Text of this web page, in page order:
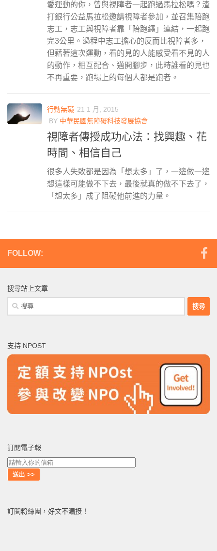
愛運動的你，曾與視障者一起跑過馬拉松嗎？渣
打銀行公益馬拉松邀請視障者參加，並召集陪跑
志工，志工與視障者靠「陪跑繩」連結，一起跑
完3公里。過程中志工擔心的反而比視障者多，
但藉著這次運動，看的見的人能感受看不見的人
的動作，相互配合、邁開腳步，此時誰看的見也
不再重要，跑場上的每個人都是跑者。
行動無礙 21 1 月, 2015
BY 中華民國無障礙科技發展協會
視障者傳授成功心法：找興趣、花
時間、相信自己
很多人失敗都是因為「想太多」了，一邊做一邊
想這樣可能做不下去，最後就真的做不下去了，
「想太多」成了阻礙他前進的力量。
FOLLOW:
搜尋站上文章
搜
尋
字:
支持 NPOST
訂閱電子報
訂閱粉絲團，好文不漏接！